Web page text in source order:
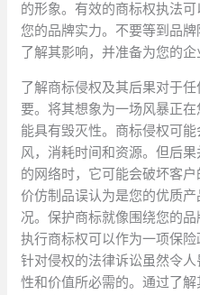
的形象。有效的商标权执法
您的品牌实力。不要等到品
了解其影响，并准备为您的企
了解商标侵权及其后果对于
要。将其想象为一场风暴正
能具有毁灭性。商标侵权可
风，消耗时间和资源。但后
的网络时，它可能会破坏客
价仿制品误认为是您的优质
况。保护商标就像围绕您的
执行商标权可以作为一项保险
针对侵权的法律诉讼虽然令
性和价值所必需的。通过了